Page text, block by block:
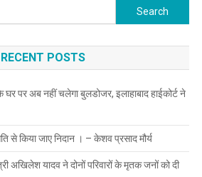
Search
for:
RECENT POSTS
घर पर अब नहीं चलेगा बुलडोजर, इलाहाबाद हाईकोर्ट ने
से किया जाए निदान । – केशव प्रसाद मौर्य
अखिलेश यादव ने दोनों परिवारों के मृतक जनों को दी